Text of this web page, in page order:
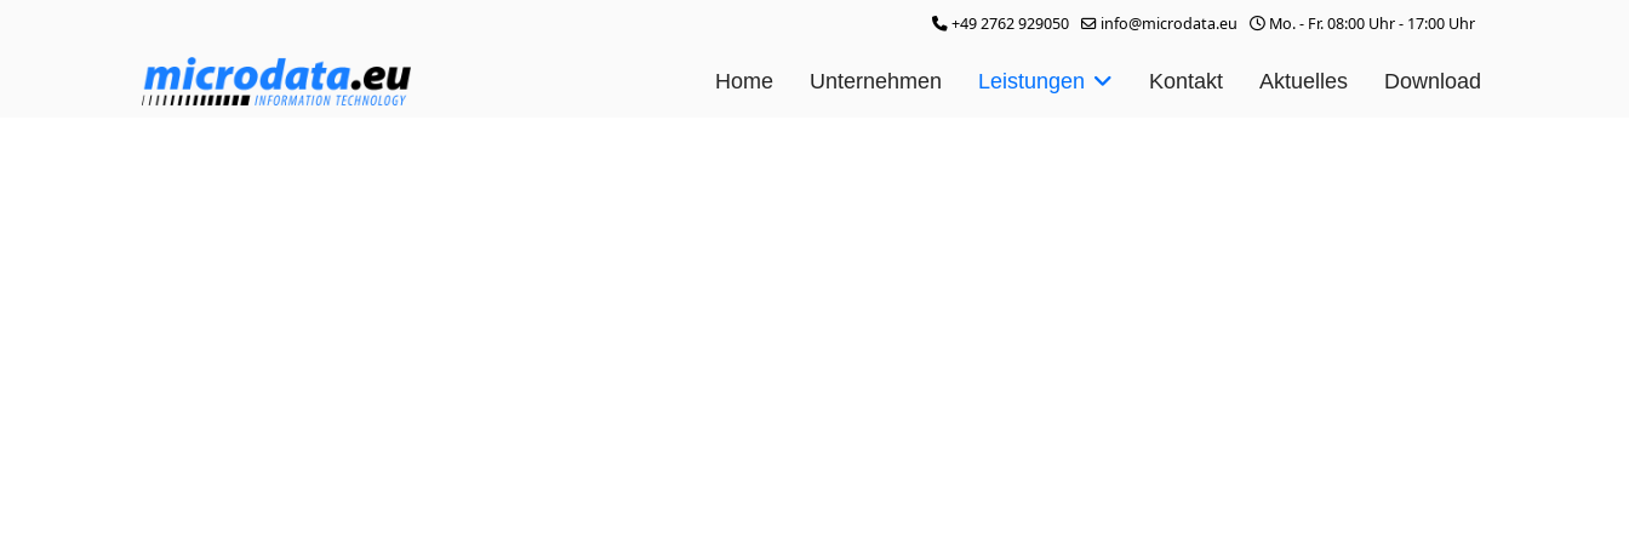
+49 2762 929050 info@microdata.eu Mo. - Fr. 08:00 Uhr - 17:00 Uhr
Home Unternehmen Leistungen Kontakt Aktuelles Download